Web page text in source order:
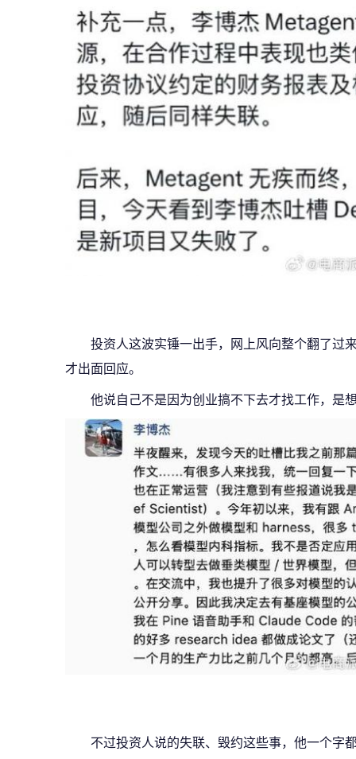
投资人这波实锤一出手，网上风向整个翻了过
才出面回应。
他说自己不是因为创业搞不下去才找工作，是
不过投资人说的失联、毁约这些事，他一个字